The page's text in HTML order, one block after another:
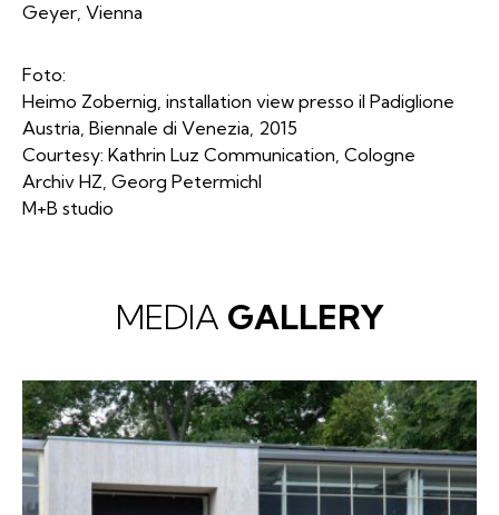
Geyer, Vienna
Foto:
Heimo Zobernig, installation view presso il Padiglione
Austria, Biennale di Venezia, 2015
Courtesy: Kathrin Luz Communication, Cologne
Archiv HZ, Georg Petermichl
M+B studio
MEDIA GALLERY